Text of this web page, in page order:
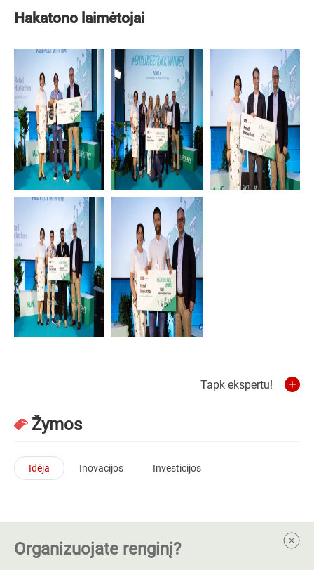
Hakatono laimėtojai
Tapk ekspertu!
Žymos
Idėja Inovacijos Investicijos
Organizuojate renginį?